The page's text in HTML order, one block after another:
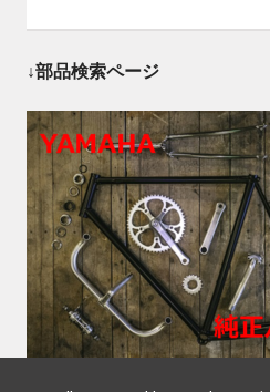
↓部品検索ページ